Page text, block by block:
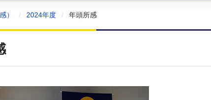
） 2024年度 年頭所感